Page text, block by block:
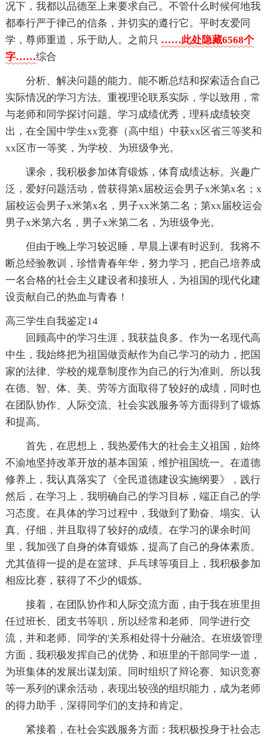
况下，我都以品德至上来要求自己。不管什么时候何地我
都奉行严于律己的信条，并切实的遵行它。平时友爱同
学，尊师重道，乐于助人。之前只 ……此处隐藏6568个
字……综合
分析、解决问题的能力。能不断总结和探索适合自己
实际情况的学习方法。重视理论联系实际，学以致用，常
与老师和同学探讨问题。学习成绩优秀，理科成绩较突
出，在全国中学生xx竞赛（高中组）中获xx区省三等奖和
xx区市一等奖，为学校、为班级争光。
课余，我积极参加体育锻炼，体育成绩达标。兴趣广
泛，爱好问题活动，曾获得第x届校运会男子x米第x名；x
届校运会男子x米第x名，男子xx米第二名；第xx届校运会
男子x米第六名，男子x米第二名，为班级争光。
但由于晚上学习较迟睡，早晨上课有时迟到。我将不
断总经验教训，珍惜青春年华，努力学习，把自己培养成
一名合格的社会主义建设者和接班人，为祖国的现代化建
设贡献自己的热血与青春！
高三学生自我鉴定14
回顾高中的学习生涯，我获益良多。作为一名现代高
中生，我始终把为祖国做贡献作为自己学习的动力，把国
家的法律、学校的规章制度作为自己的行为准则。所以我
在德、智、体、美、劳等方面取得了较好的成绩，同时也
在团队协作、人际交流、社会实践服务等方面得到了锻炼
和提高。
首先，在思想上，我热爱伟大的社会主义祖国，始终
不渝地坚持改革开放的基本国策，维护祖国统一。在道德
修养上，我认真落实了《全民道德建设实施纲要》，践行
然后，在学习上，我明确自己的学习目标，端正自己的学
习态度。在具体的学习过程中，我做到了勤奋、塌实、认
真、仔细，并且取得了较好的成绩。在学习的课余时间
里，我加强了自身的体育锻炼，提高了自己的身体素质。
尤其值得一提的是在篮球、乒乓球等项目上，我积极参加
相应比赛，获得了不少的锻炼。
接着，在团队协作和人际交流方面，由于我在班里担
任过班长、团支书等职，所以经常和老师、同学进行交
流，并和老师、同学的'关系相处得十分融洽。在班级管理
方面，我积极发挥自己的优势，和班里的干部同学一道，
为班集体的发展出谋划策。同时组织了辩论赛、知识竞赛
等一系列的课余活动，表现出较强的组织能力，成为老师
的得力助手，深得同学们的支持和肯定。
紧接着，在社会实践服务方面：我积极投身于社会志